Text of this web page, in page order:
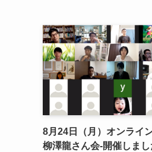
8月24日（月）オンライ
柳澤龍さん会-開催しまし